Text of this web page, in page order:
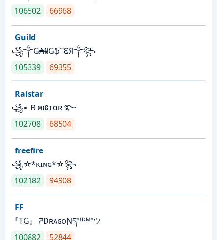
106502
66968
Guild
꧁༒Ǥ₳₦ǤֆƬᏋЯ༒꧂
105339
69355
Raistar
꧁▪ ＲคᎥនтαʀ ࿐
102708
68504
freefire
꧁☆*κɪɴɢ*☆꧂
102182
94908
FF
『TG』 ཌĐʀᴀɢᴏƝད°ᴵᴰᴹ°ツ
100882
52844